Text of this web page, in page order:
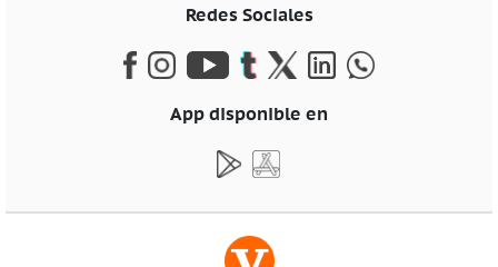
Redes Sociales
App disponible en